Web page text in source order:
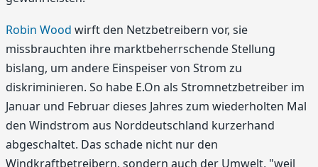
Robin Wood wirft den Netzbetreibern vor, sie
missbrauchten ihre marktbeherrschende Stellung
bislang, um andere Einspeiser von Strom zu
diskriminieren. So habe E.On als Stromnetzbetreiber im
Januar und Februar dieses Jahres zum wiederholten Mal
den Windstrom aus Norddeutschland kurzerhand
abgeschaltet. Das schade nicht nur den
Windkraftbetreibern, sondern auch der Umwelt, "weil